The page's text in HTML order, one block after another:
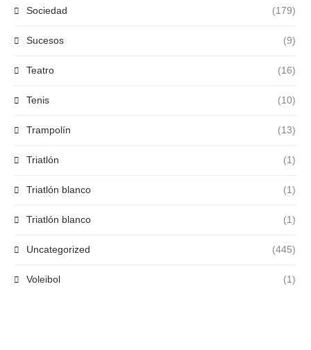
Sociedad (179)
Sucesos (9)
Teatro (16)
Tenis (10)
Trampolín (13)
Triatlón (1)
Triatlón blanco (1)
Triatlón blanco (1)
Uncategorized (445)
Voleibol (1)